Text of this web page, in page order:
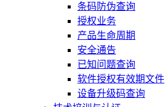
条码防伪查询
授权业务
产品生命周期
安全通告
已知问题查询
软件授权有效期文件
设备升级码查询